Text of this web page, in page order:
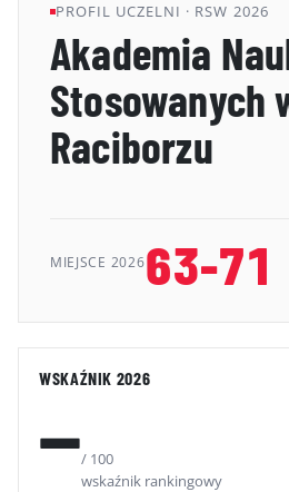
PROFIL UCZELNI · RSW 2026
Akademia
Stosowanych
Raciborzu
MIEJSCE 202663-71
WSKAŹNIK 2026
—/ 100
wskaźnik rankingowy